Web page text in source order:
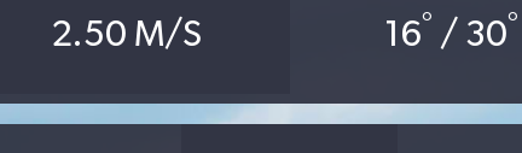
2.50 M/S 16° / 30°